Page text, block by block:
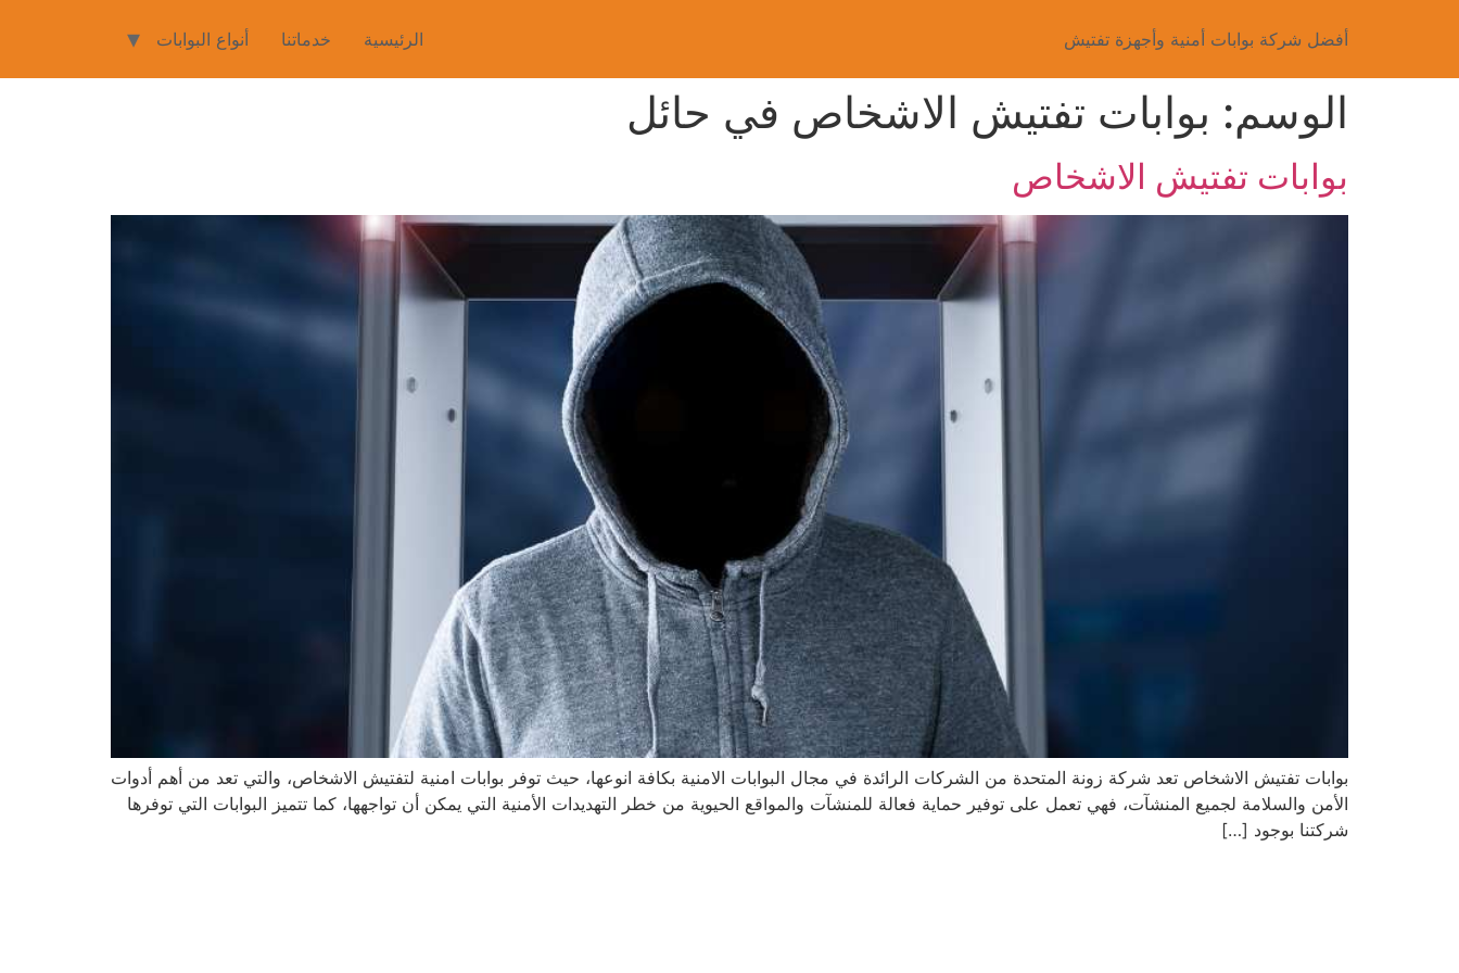
أفضل شركة بوابات أمنية وأجهزة تفتيش الرئيسية خدماتنا أنواع البوابات
الوسم: بوابات تفتيش الاشخاص في حائل
بوابات تفتيش الاشخاص
بوابات تفتيش الاشخاص تعد شركة زونة المتحدة من الشركات الرائدة في مجال البوابات الامنية بكافة انوعها، حيث توفر بوابات امنية لتفتيش الاشخاص، والتي تعد من أهم أدوات
الأمن والسلامة لجميع المنشآت، فهي تعمل على توفير حماية فعالة للمنشآت والمواقع الحيوية من خطر التهديدات الأمنية التي يمكن أن تواجهها، كما تتميز البوابات التي توفرها
شركتنا بوجود […]